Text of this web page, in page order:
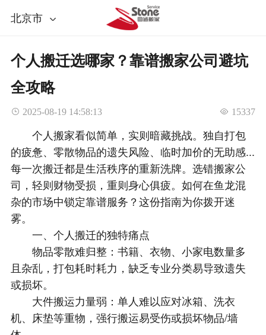
北京市
个人搬迁选哪家？靠谱搬家公司避坑
全攻略
 2025-08-19 14:58:13  15337
个人搬家看似简单，实则暗藏挑战。独自打包
的疲惫、零散物品的遗失风险、临时加价的无助感...
每一次搬迁都是生活秩序的重新洗牌。选错搬家公
司，轻则财物受损，重则身心俱疲。如何在鱼龙混
杂的市场中锁定靠谱服务？这份指南为你拨开迷
雾。
一、个人搬迁的独特痛点
物品零散难归整：书籍、衣物、小家电数量多
且杂乱，打包耗时耗力，缺乏专业分类易导致遗失
或损坏。
大件搬运力量弱：单人难以应对冰箱、洗衣
机、床垫等重物，强行搬运易受伤或损坏物品/墙